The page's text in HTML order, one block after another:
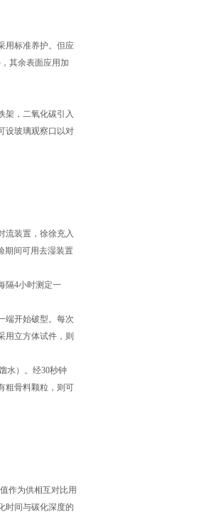
用标准养护。但应
其余表面应用加
，二氧化碳引入
设玻璃观察口以对
装置，徐徐充入
期间可用去湿装置
隔4小时测定一
端开始破型。每次
用立方体试件，则
水）。经30秒钟
粗骨料颗粒，则可
作为供相互对比用
时间与碳化深度的